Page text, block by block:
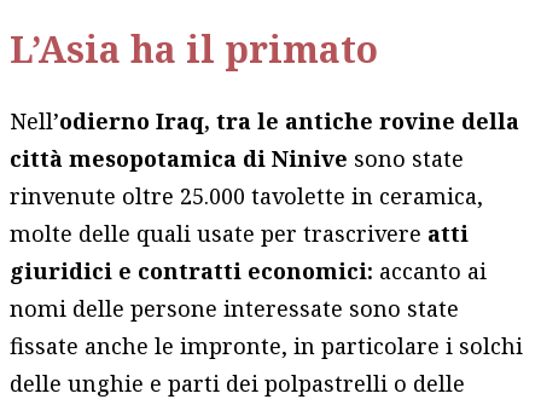
L’Asia ha il primato
Nell’odierno Iraq, tra le antiche rovine della
città mesopotamica di Ninive sono state
rinvenute oltre 25.000 tavolette in ceramica,
molte delle quali usate per trascrivere atti
giuridici e contratti economici: accanto ai
nomi delle persone interessate sono state
fissate anche le impronte, in particolare i solchi
delle unghie e parti dei polpastrelli o delle